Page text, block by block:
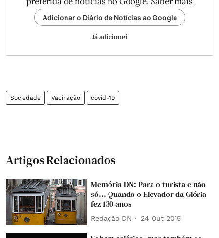
Adicionar o Diário de Notícias ao Google
Já adicionei
Sociedade Vacinação covid-19
Artigos Relacionados
Memória DN: Para o turista e não
só... Quando o Elevador da Glória
fez 130 anos
Redação DN 24 Out 2015